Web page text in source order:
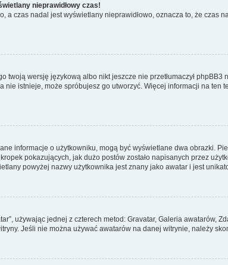
nieprawidłowy czas!
a czas nadal jest wyświetlany nieprawidłowo, oznacza to, że czas
twoją wersję językową albo nikt jeszcze nie przetłumaczył
istnieje, może spróbujesz go utworzyć. Więcej informacji na ten
informacje o użytkowniku, mogą być wyświetlane dwa obrazki.
pokazujących, jak dużo postów zostało napisanych przez
powyżej nazwy użytkownika jest znany jako awatar i jest
używając jednej z czterech metod: Gravatar, Galeria awatarów,
Jeśli nie można używać awatarów na danej witrynie, należy